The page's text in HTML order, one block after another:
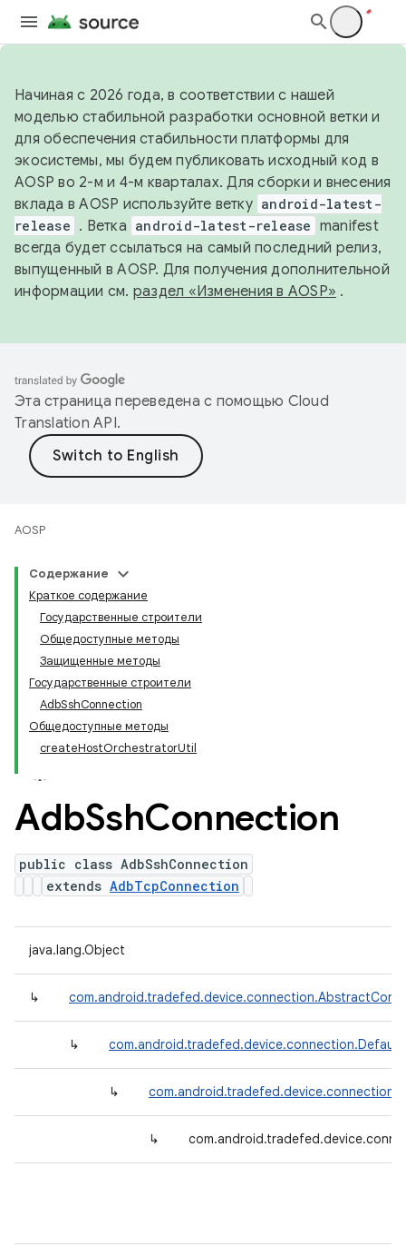
Начиная с 2026 года, в соответствии с нашей
моделью стабильной разработки основной ветки и
для обеспечения стабильности платформы для
экосистемы, мы будем публиковать исходный код в
AOSP во 2-м и 4-м кварталах. Для сборки и внесения
вклада в AOSP используйте ветку android-latest-
release . Ветка android-latest-release manifest
всегда будет ссылаться на самый последний релиз,
выпущенный в AOSP. Для получения дополнительной
информации см. раздел «Изменения в AOSP» .
Эта страница переведена с помощью Cloud
Translation API.
AOSP
Содержание
Краткое содержание
Государственные строители
Общедоступные методы
Защищенные методы
Государственные строители
AdbSshConnection
Общедоступные методы
createHostOrchestratorUtil
AdbSshConnection
public class AdbSshConnection
extends AdbTcpConnection
java.lang.Object
↳
↳
↳
↳